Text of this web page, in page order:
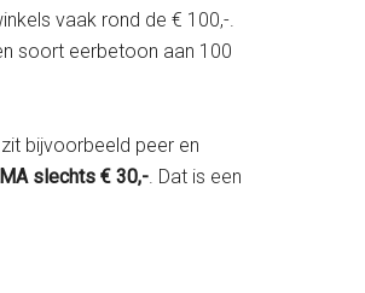
vaak rond de € 100,-.
soort eerbetoon aan 100
bijvoorbeeld peer en
slechts € 30,-. Dat is een